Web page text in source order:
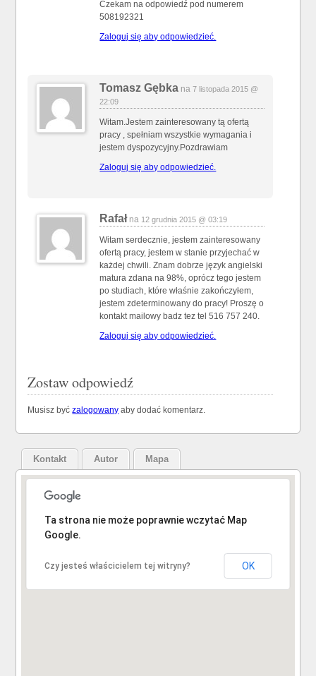
Czekam na odpowiedź pod numerem
508192321
Zaloguj się aby odpowiedzieć.
Tomasz Gębka na7 listopada 2015 @
22:09
Witam.Jestem zainteresowany tą ofertą
pracy , spełniam wszystkie wymagania i
jestem dyspozycyjny.Pozdrawiam
Zaloguj się aby odpowiedzieć.
Rafałna 12 grudnia 2015 @ 03:19
Witam serdecznie, jestem zainteresowany
ofertą pracy, jestem w stanie przyjechać w
każdej chwili. Znam dobrze język angielski
matura zdana na 98%, oprócz tego jestem
po studiach, które właśnie zakończyłem,
jestem zdeterminowany do pracy! Proszę o
kontakt mailowy badz tez tel 516 757 240.
Zaloguj się aby odpowiedzieć.
Zostaw odpowiedź
Musisz byćzalogowany aby dodać komentarz.
Kontakt Autor Mapa
Niestety, adres nie został znaleziony.
Ta strona nie może poprawnie wczytać Map
Google.
Czy jesteś właścicielem tej witryny? OK